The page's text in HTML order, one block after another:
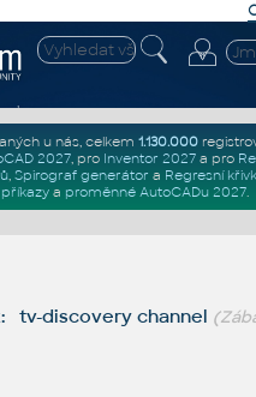
u nás, celkem 1.130.000
2027, pro Inventor 2027a pro
, Spirograf generátor a Regresní
příkazya proměnné AutoCADu 2027.
tv-discovery channel